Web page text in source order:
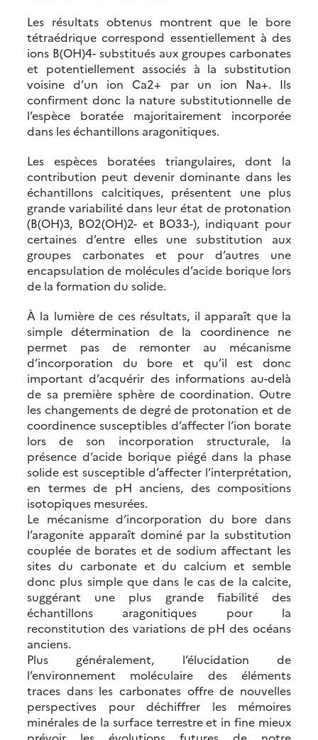
Les résultats obtenus montrent que le bore
tétraédrique correspond essentiellement à des
ions B(OH)4- substitués aux groupes carbonates
et potentiellement associés à la substitution
voisine d’un ion Ca2+ par un ion Na+. Ils
confirment donc la nature substitutionnelle de
l’espèce boratée majoritairement incorporée
dans les échantillons aragonitiques.
Les espèces boratées triangulaires, dont la
contribution peut devenir dominante dans les
échantillons calcitiques, présentent une plus
grande variabilité dans leur état de protonation
(B(OH)3, BO2(OH)2- et BO33-), indiquant pour
certaines d’entre elles une substitution aux
groupes carbonates et pour d’autres une
encapsulation de molécules d’acide borique lors
de la formation du solide.
À la lumière de ces résultats, il apparaît que la
simple détermination de la coordinence ne
permet pas de remonter au mécanisme
d’incorporation du bore et qu’il est donc
important d’acquérir des informations au-delà
de sa première sphère de coordination. Outre
les changements de degré de protonation et de
coordinence susceptibles d’affecter l’ion borate
lors de son incorporation structurale, la
présence d’acide borique piégé dans la phase
solide est susceptible d’affecter l’interprétation,
en termes de pH anciens, des compositions
isotopiques mesurées.
Le mécanisme d’incorporation du bore dans
l’aragonite apparaît dominé par la substitution
couplée de borates et de sodium affectant les
sites du carbonate et du calcium et semble
donc plus simple que dans le cas de la calcite,
suggérant une plus grande fiabilité des
échantillons aragonitiques pour la
reconstitution des variations de pH des océans
anciens.
Plus généralement, l’élucidation de
l’environnement moléculaire des éléments
traces dans les carbonates offre de nouvelles
perspectives pour déchiffrer les mémoires
minérales de la surface terrestre et in fine mieux